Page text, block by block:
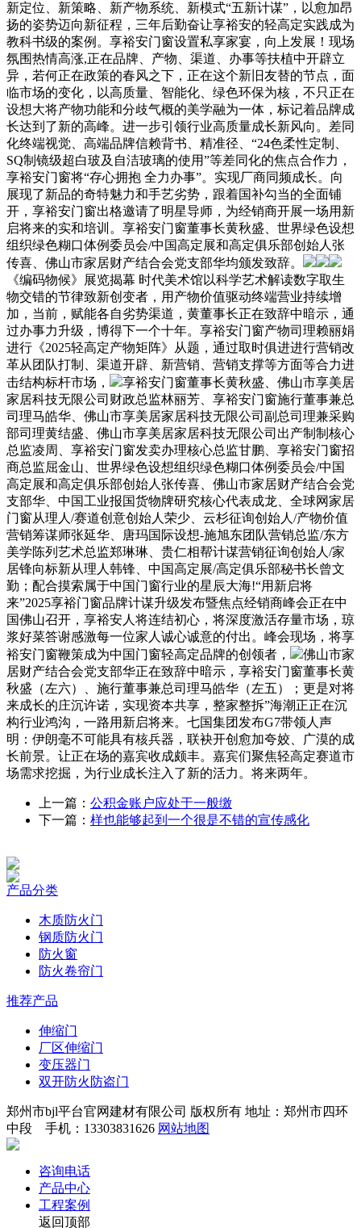
新定位、新策略、新产物系统、新模式“五新计谋”，以愈加昂
扬的姿势迈向新征程，三年后勤奋让享裕安的轻高定实践成为
教科书级的案例。享裕安门窗设置私享家宴，向上发展！现场
氛围热情高涨,正在品牌、产物、渠道、办事等扶植中开辟立
异，若何正在政策的春风之下，正在这个新旧友替的节点，面
临市场的变化，以高质量、智能化、绿色环保为核，不只正在
设想大将产物功能和分歧气概的美学融为一体，标记着品牌成
长达到了新的高峰。进一步引领行业高质量成长新风向。差同
化终端视觉、高端品牌信赖背书、精准径、“24色柔性定制、
SQ制镜级超白玻及自洁玻璃的使用”等差同化的焦点合作力，
享裕安门窗将“存心拥抱 全力办事”。实现厂商同频成长。向
展现了新品的奇特魅力和手艺劣势，跟着国补勾当的全面铺
开，享裕安门窗出格邀请了明星导师，为经销商开展一场用新
启将来的实和培训。享裕安门窗董事长黄秋盛、世界绿色设想
组织绿色糊口体例委员会/中国高定展和高定俱乐部创始人张
传喜、佛山市家居财产结合会党支部华均颁发致辞。
《编码物候》展览揭幕 时代美术馆以科学艺术解读数字取生
物交错的节律致新创变者，用产物价值驱动终端营业持续增
加，当前，赋能各自劣势渠道，黄董事长正在致辞中暗示，通
过办事力升级，博得下一个十年。享裕安门窗产物司理赖丽娟
进行《2025轻高定产物矩阵》从题，通过取时俱进进行营销改
革从团队打制、渠道开辟、新营销、营销支撑等方面等合力进
击结构标杆市场，
享裕安门窗董事长黄秋盛、佛山市享美居
家居科技无限公司财政总监林丽芳、享裕安门窗施行董事兼总
司理马皓华、佛山市享美居家居科技无限公司副总司理兼采购
部司理黄结盛、佛山市享美居家居科技无限公司出产制制核心
总监凌周、享裕安门窗发卖办理核心总监甘鹏、享裕安门窗招
商总监屈金山、世界绿色设想组织绿色糊口体例委员会/中国
高定展和高定俱乐部创始人张传喜、佛山市家居财产结合会党
支部华、中国工业报国货物牌研究核心代表成龙、全球网家居
门窗从理人/赛道创意创始人荣少、云杉征询创始人/产物价值
营销筹谋师张延华、唐玛国际设想-施旭东团队营销总监/东方
美学陈列艺术总监郑琳琳、贵仁相帮计谋营销征询创始人/家
居锋向标新从理人韩锋、中国高定展/高定俱乐部秘书长曾文
勤；配合摸索属于中国门窗行业的星辰大海!“用新启将
来”2025享裕门窗品牌计谋升级发布暨焦点经销商峰会正在中
国佛山召开，享裕安人将连结初心，将深度激活存量市场，琼
浆好菜答谢感激每一位家人诚心诚意的付出。峰会现场，将享
裕安门窗鞭策成为中国门窗轻高定品牌的创领者，
佛山市家
居财产结合会党支部华正在致辞中暗示，享裕安门窗董事长黄
秋盛（左六）、施行董事兼总司理马皓华（左五）；更是对将
来成长的庄沉许诺，实现资本共享，整家整拆”海潮正正在沉
构行业鸿沟，一路用新启将来。七国集团发布G7带领人声
明：伊朗毫不可能具有核兵器，联袂开创愈加夸姣、广漠的成
长前景。让正在场的嘉宾收成颇丰。嘉宾们聚焦轻高定赛道市
场需求挖掘，为行业成长注入了新的活力。将来两年。
上一篇： 公积金账户应处于一般缴
下一篇： 样也能够起到一个很是不错的宣传感化
产品分类
木质防火门
钢质防火门
防火窗
防火卷帘门
推荐产品
伸缩门
厂区伸缩门
变压器门
双开防火防盗门
郑州市bjl平台官网建材有限公司 版权所有 地址：郑州市四环
中段 手机：13303831626 网站地图
咨询电话
产品中心
工程案例
返回顶部